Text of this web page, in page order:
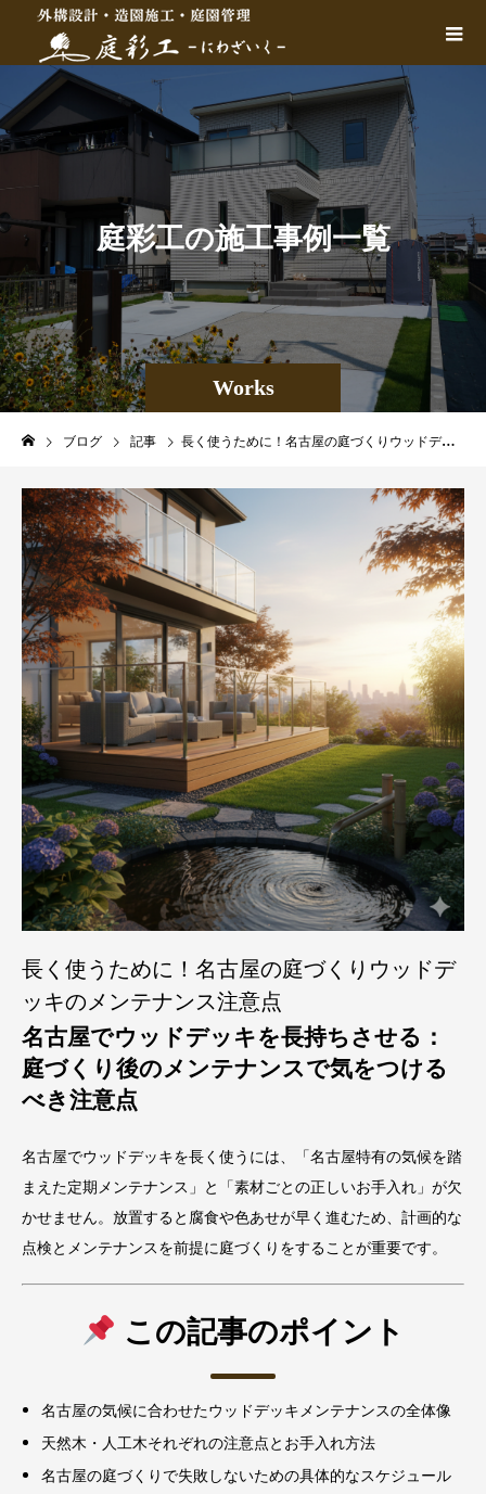
Works
庭彩工の施工事例一覧
ブログ 記事 長く使うために！名古屋の庭づくりウッドデッキのメンテナンス注意点
長く使うために！名古屋の庭づくりウッドデ
ッキのメンテナンス注意点
名古屋でウッドデッキを長持ちさせる：
庭づくり後のメンテナンスで気をつける
べき注意点
名古屋でウッドデッキを長く使うには、「名古屋特有の気候を踏
まえた定期メンテナンス」と「素材ごとの正しいお手入れ」が欠
かせません。放置すると腐食や色あせが早く進むため、計画的な
点検とメンテナンスを前提に庭づくりをすることが重要です。
この記事のポイント
名古屋の気候に合わせたウッドデッキメンテナンスの全体像
天然木・人工木それぞれの注意点とお手入れ方法
名古屋の庭づくりで失敗しないための具体的なスケジュール